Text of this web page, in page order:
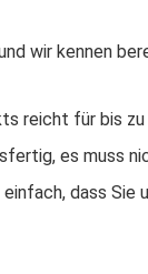
wir kennen
reicht für bis
es muss
dass Sie